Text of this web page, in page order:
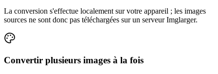
La conversion s'effectue localement sur votre appareil ; les images
sources ne sont donc pas téléchargées sur un serveur Imglarger.
Convertir plusieurs images à la fois